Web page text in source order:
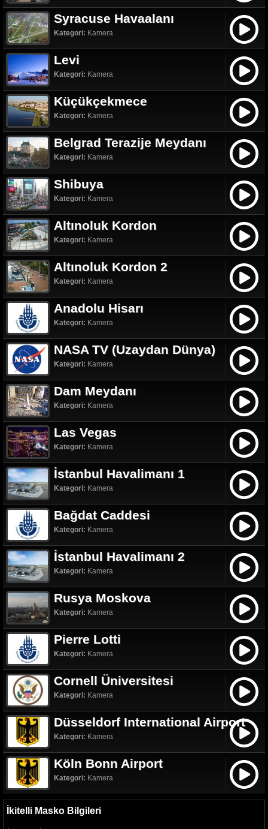
Syracuse Havaalanı
Kategori: Kamera
Levi
Kategori: Kamera
Küçükçekmece
Kategori: Kamera
Belgrad Terazije Meydanı
Kategori: Kamera
Shibuya
Kategori: Kamera
Altınoluk Kordon
Kategori: Kamera
Altınoluk Kordon 2
Kategori: Kamera
Anadolu Hisarı
Kategori: Kamera
NASA TV (Uzaydan Dünya)
Kategori: Kamera
Dam Meydanı
Kategori: Kamera
Las Vegas
Kategori: Kamera
İstanbul Havalimanı 1
Kategori: Kamera
Bağdat Caddesi
Kategori: Kamera
İstanbul Havalimanı 2
Kategori: Kamera
Rusya Moskova
Kategori: Kamera
Pierre Lotti
Kategori: Kamera
Cornell Üniversitesi
Kategori: Kamera
Düsseldorf International Airport
Kategori: Kamera
Köln Bonn Airport
Kategori: Kamera
İkitelli Masko Bilgileri